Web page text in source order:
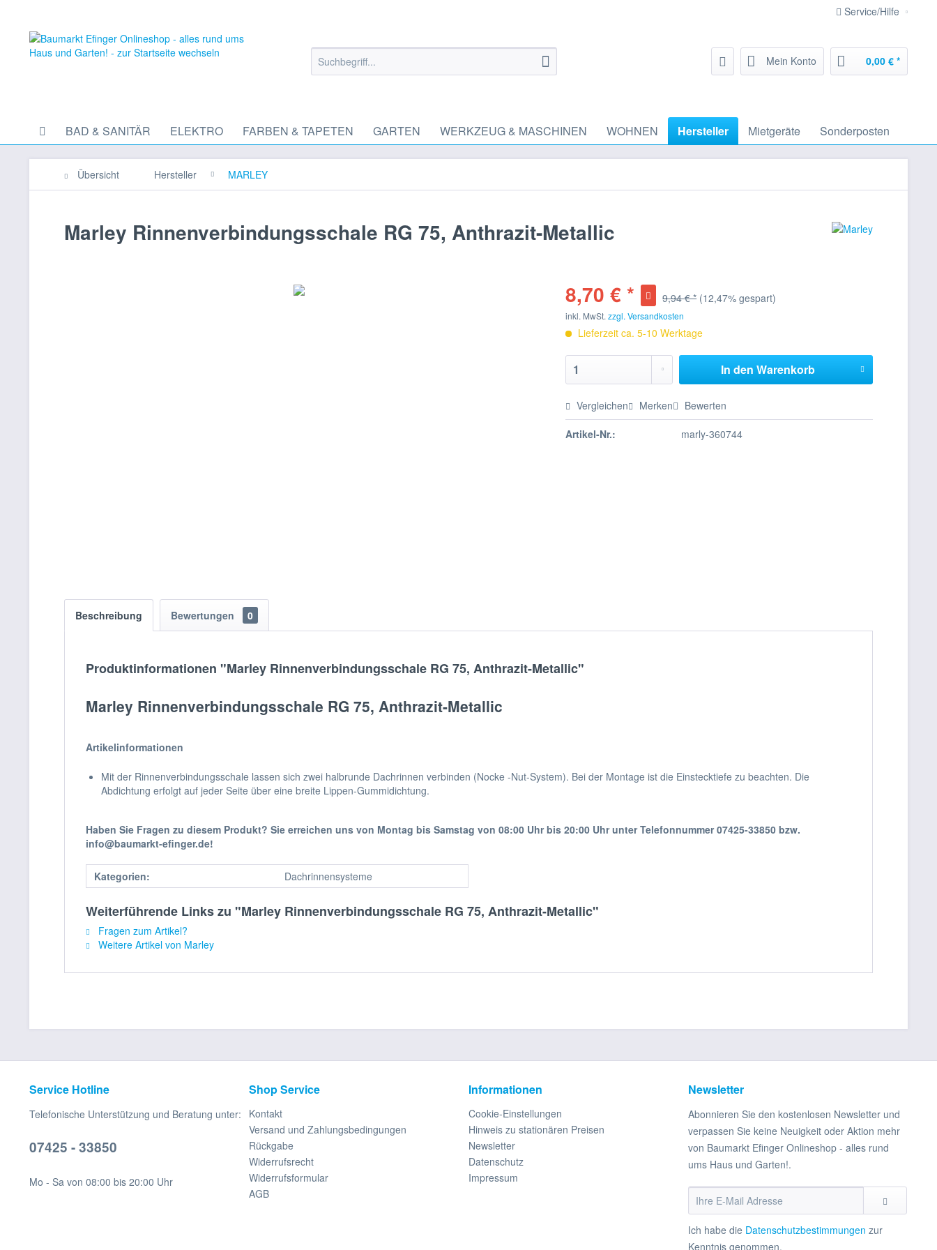
Service/Hilfe
Mein Konto 0,00 € *
BAD & SANITÄR ELEKTRO FARBEN & TAPETEN GARTEN WERKZEUG & MASCHINEN WOHNEN Hersteller Mietgeräte Sonderposten
Übersicht Hersteller MARLEY
Marley Rinnenverbindungsschale RG 75, Anthrazit-Metallic
8,70 € * 9,94 € * (12,47% gespart)
inkl. MwSt.zzgl. Versandkosten
Lieferzeit ca. 5-10 Werktage
In den Warenkorb
Vergleichen Merken Bewerten
Artikel-Nr.: marly-360744
Beschreibung Bewertungen 0
Produktinformationen "Marley Rinnenverbindungsschale RG 75, Anthrazit-Metallic"
Marley Rinnenverbindungsschale RG 75, Anthrazit-Metallic
Artikelinformationen
Mit der Rinnenverbindungsschale lassen sich zwei halbrunde Dachrinnen verbinden (Nocke -Nut-System). Bei der Montage ist die Einstecktiefe zu beachten. Die
Abdichtung erfolgt auf jeder Seite über eine breite Lippen-Gummidichtung.
Haben Sie Fragen zu diesem Produkt? Sie erreichen uns von Montag bis Samstag von 08:00 Uhr bis 20:00 Uhr unter Telefonnummer 07425-33850 bzw.
info@baumarkt-efinger.de!
Kategorien: Dachrinnensysteme
Weiterführende Links zu "Marley Rinnenverbindungsschale RG 75, Anthrazit-Metallic"
Fragen zum Artikel?
Weitere Artikel von Marley
Service Hotline
Telefonische Unterstützung und Beratung unter:
07425 - 33850
Mo - Sa von 08:00 bis 20:00 Uhr
Shop Service
Kontakt
Versand und Zahlungsbedingungen
Rückgabe
Widerrufsrecht
Widerrufsformular
AGB
Informationen
Cookie-Einstellungen
Hinweis zu stationären Preisen
Newsletter
Datenschutz
Impressum
Newsletter
Abonnieren Sie den kostenlosen Newsletter und
verpassen Sie keine Neuigkeit oder Aktion mehr
von Baumarkt Efinger Onlineshop - alles rund
ums Haus und Garten!.
Ich habe die Datenschutzbestimmungen zur
Kenntnis genommen.